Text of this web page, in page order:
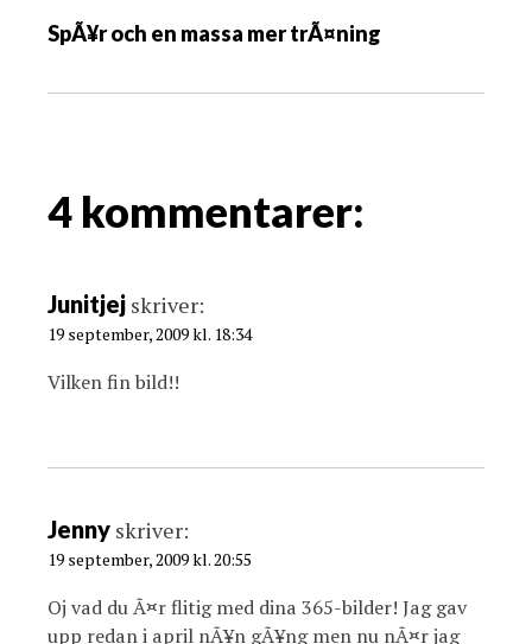
s
a
g
o
SpÃ¥r och en massa mer trÃ¤ning
4 kommentarer:
Junitjej skriver:
19 september, 2009 kl. 18:34
Vilken fin bild!!
Jenny skriver:
19 september, 2009 kl. 20:55
Oj vad du Ã¤r flitig med dina 365-bilder! Jag gav
upp redan i april nÃ¥n gÃ¥ng men nu nÃ¤r jag